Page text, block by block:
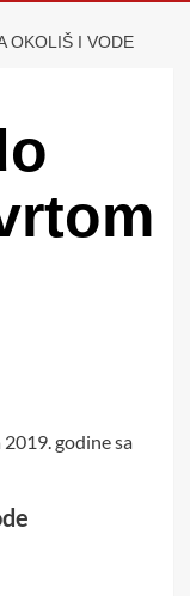
OKOLIŠ I VODE
godine sa